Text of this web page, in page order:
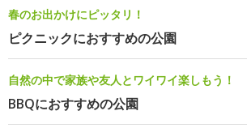
春のお出かけにピッタリ！
ピクニックにおすすめの公園
自然の中で家族や友人とワイワイ楽しもう！
BBQにおすすめの公園